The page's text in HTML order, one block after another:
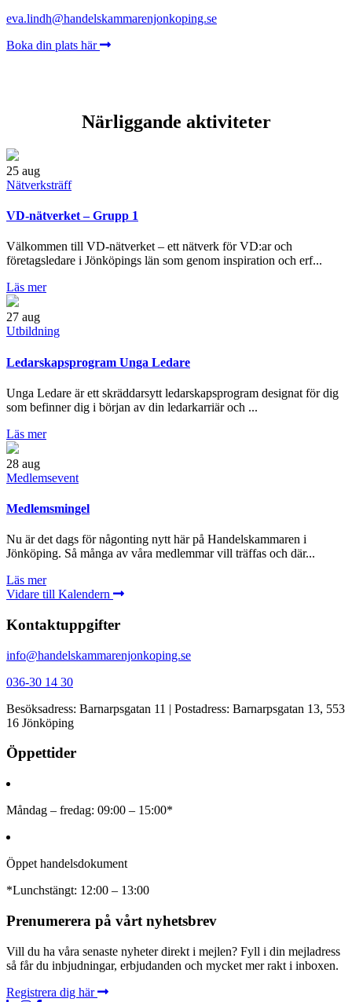
eva.lindh@handelskammarenjonkoping.se
Boka din plats här
Närliggande aktiviteter
25 aug
Nätverksträff
VD-nätverket – Grupp 1
Välkommen till VD-nätverket – ett nätverk för VD:ar och
företagsledare i Jönköpings län som genom inspiration och erf...
Läs mer
27 aug
Utbildning
Ledarskapsprogram Unga Ledare
Unga Ledare är ett skräddarsytt ledarskapsprogram designat för dig
som befinner dig i början av din ledarkarriär och ...
Läs mer
28 aug
Medlemsevent
Medlemsmingel
Nu är det dags för någonting nytt här på Handelskammaren i
Jönköping. Så många av våra medlemmar vill träffas och där...
Läs mer
Vidare till Kalendern
Kontaktuppgifter
info@handelskammarenjonkoping.se
036-30 14 30
Besöksadress: Barnarpsgatan 11 | Postadress: Barnarpsgatan 13, 553
16 Jönköping
Öppettider
Måndag – fredag: 09:00 – 15:00*
Öppet handelsdokument
*Lunchstängt: 12:00 – 13:00
Prenumerera på vårt nyhetsbrev
Vill du ha våra senaste nyheter direkt i mejlen? Fyll i din mejladress
så får du inbjudningar, erbjudanden och mycket mer rakt i inboxen.
Registrera dig här